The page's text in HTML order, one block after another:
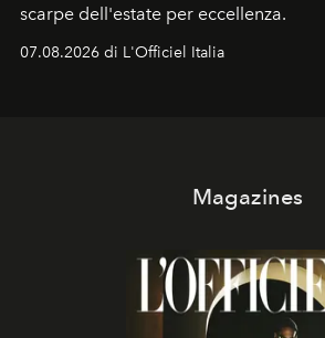
scarpe dell'estate per eccellenza.
07.08.2026 di L'Officiel Italia
Magazines